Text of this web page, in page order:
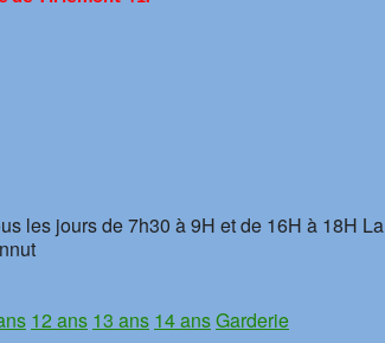
les jours de 7h30 à 9H et de 16H à 18H La
12 ans 13 ans 14 ansGarderie